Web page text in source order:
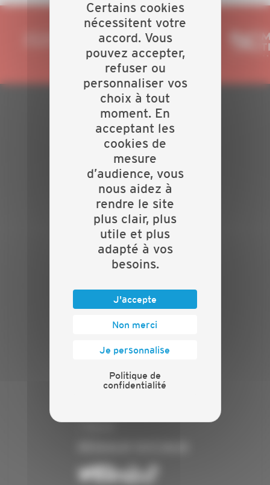
PLAN DU SITE
Actualités
Evénements
Présentation
Nos batailles
Nos services
Contact
INFORMATIONS
Politique de confidentialité
Espace presse
ANNONCEUR
Certains cookies
nécessitent votre
accord. Vous
pouvez accepter,
refuser ou
personnaliser vos
choix à tout
moment. En
acceptant les
cookies de
mesure
d’audience, vous
nous aidez à
rendre le site
plus clair, plus
utile et plus
adapté à vos
besoins.
J'accepte
Non merci
Je personnalise
Politique de
confidentialité